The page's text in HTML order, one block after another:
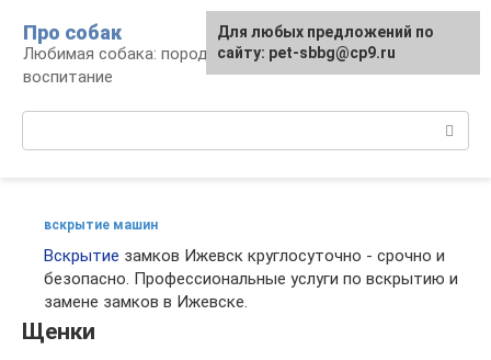
контенту
Про собак
Любимая собака: породы, содержание,
воспитание
вскрытие машин
Вскрытие замков Ижевск круглосуточно - срочно и
безопасно. Профессиональные услуги по вскрытию и
замене замков в Ижевске.
Щенки
Для любых предложений по
сайту: pet-sbbg@cp9.ru